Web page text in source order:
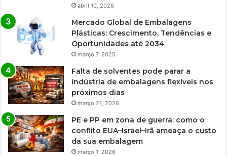
abril 10, 2026
Mercado Global de Embalagens
Plásticas: Crescimento, Tendências e
Oportunidades até 2034
março 7, 2025
Falta de solventes pode parar a
indústria de embalagens flexíveis nos
próximos dias
março 21, 2026
PE e PP em zona de guerra: como o
conflito EUA–Israel–Irã ameaça o custo
da sua embalagem
março 1, 2026